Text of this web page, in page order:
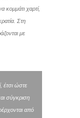
κομμάτι χαρτί,
Στη
με
έτσι ώστε
σύγκριση
από